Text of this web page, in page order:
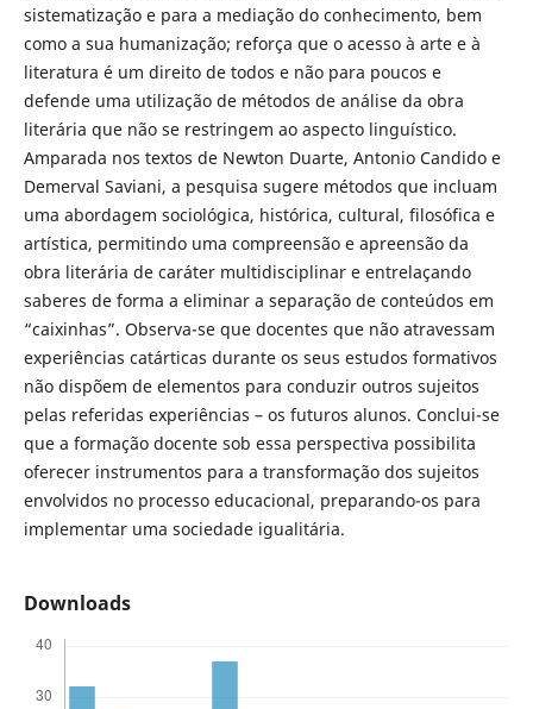
sistematização e para a mediação do conhecimento, bem
como a sua humanização; reforça que o acesso à arte e à
literatura é um direito de todos e não para poucos e
defende uma utilização de métodos de análise da obra
literária que não se restringem ao aspecto linguístico.
Amparada nos textos de Newton Duarte, Antonio Candido e
Demerval Saviani, a pesquisa sugere métodos que incluam
uma abordagem sociológica, histórica, cultural, filosófica e
artística, permitindo uma compreensão e apreensão da
obra literária de caráter multidisciplinar e entrelaçando
saberes de forma a eliminar a separação de conteúdos em
“caixinhas”. Observa-se que docentes que não atravessam
experiências catárticas durante os seus estudos formativos
não dispõem de elementos para conduzir outros sujeitos
pelas referidas experiências – os futuros alunos. Conclui-se
que a formação docente sob essa perspectiva possibilita
oferecer instrumentos para a transformação dos sujeitos
envolvidos no processo educacional, preparando-os para
implementar uma sociedade igualitária.
Downloads